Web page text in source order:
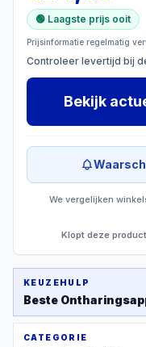
🟢 Laagste prijs ooit
Prijsinformatie regelmatig
Controleer levertijd bij
Bekijk
We vergelijken
Klopt deze
KEUZEHULP
Beste
CATEGORIE